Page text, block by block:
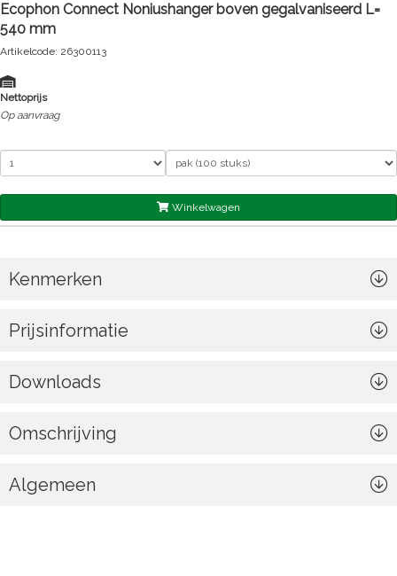
Ecophon Connect Noniushanger boven gegalvaniseerd L=
540 mm
Artikelcode: 26300113
Nettoprijs
Op aanvraag
Winkelwagen
Kenmerken
Prijsinformatie
Downloads
Omschrijving
Algemeen